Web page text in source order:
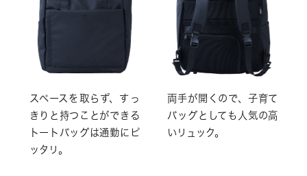
スペースを取らず、すっ
きりと持つことができる
トートバッグは通勤にピ
ッタリ。
両手が開くので、子育て
バッグとしても人気の高
いリュック。